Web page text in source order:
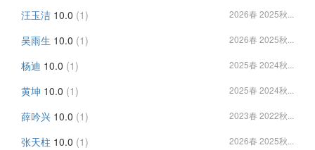
汪玉洁 10.0 (1) 2026春 2025秋...
吴雨生 10.0 (1) 2026春 2025秋...
杨迪 10.0 (1) 2025春 2024秋...
黄坤 10.0 (1) 2025春 2024秋...
薛吟兴 10.0 (1) 2023春 2022秋...
张天柱 10.0 (1) 2026春 2025秋...